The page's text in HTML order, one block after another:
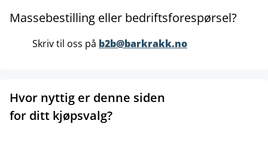
Massebestilling eller bedriftsforespørsel?
Skriv til oss på b2b@barkrakk.no
Hvor nyttig er denne siden
for ditt kjøpsvalg?